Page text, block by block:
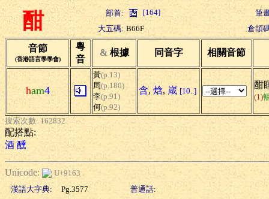
酣 部首: [164]
筆
大五碼: B66F 倉頡
音節
(香港語言學學會)
粵
音
& 根據 同音字 相關音節
ham4
黃(p.13)
周(p.180)
李(p.91)
何(p.92)
含, 焓, 嵅 [10..]
酣
(1)
搜索次數: 162832
配搭點:
酒 醺
Unicode:
U+9163
漢語大字典:
Pg.3577 普通話: